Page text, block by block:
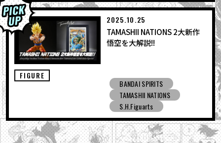
FIGURE
2025.10.25
TAMASHII NATIONS 2大新作
悟空を大解説!!
BANDAI SPIRITS
TAMASHII NATIONS
S.H.Figuarts